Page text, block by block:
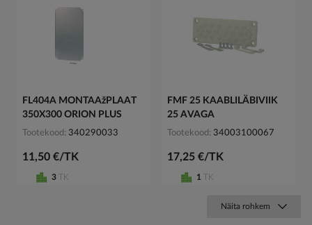
FL404A MONTAAžPLAAT
350X300 ORION PLUS
Tootekood 340290033
11,50 €/TK
3 TK
FMF 25 KAABLILÄBIVIIK
25 AVAGA
Tootekood 34003100067
17,25 €/TK
1 TK
Näita rohkem